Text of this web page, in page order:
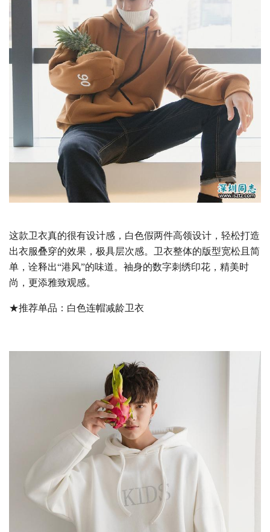
这款卫衣真的很有设计感，白色假两件高领设计，轻松打造
出衣服叠穿的效果，极具层次感。卫衣整体的版型宽松且简
单，诠释出“港风”的味道。袖身的数字刺绣印花，精美时
尚，更添雅致观感。
★推荐单品：白色连帽减龄卫衣